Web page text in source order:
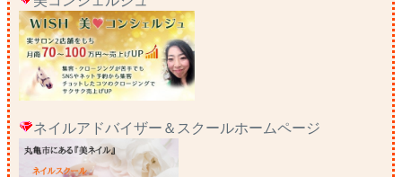
ネイルアドバイザー＆スクールホームページ